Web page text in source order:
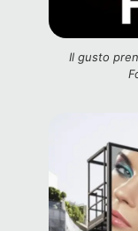
Il gusto